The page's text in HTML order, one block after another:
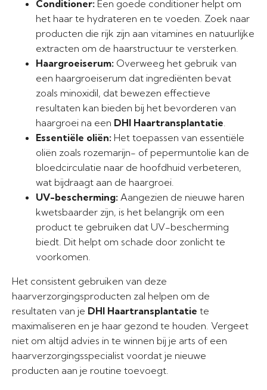
Conditioner: Een goede conditioner helpt om
het haar te hydrateren en te voeden. Zoek naar
producten die rijk zijn aan vitamines en natuurlijke
extracten om de haarstructuur te versterken.
Haargroeiserum: Overweeg het gebruik van
een haargroeiserum dat ingrediënten bevat
zoals minoxidil, dat bewezen effectieve
resultaten kan bieden bij het bevorderen van
haargroei na een DHI Haartransplantatie.
Essentiële oliën: Het toepassen van essentiële
oliën zoals rozemarijn- of pepermuntolie kan de
bloedcirculatie naar de hoofdhuid verbeteren,
wat bijdraagt aan de haargroei.
UV-bescherming: Aangezien de nieuwe haren
kwetsbaarder zijn, is het belangrijk om een
product te gebruiken dat UV-bescherming
biedt. Dit helpt om schade door zonlicht te
voorkomen.
Het consistent gebruiken van deze
haarverzorgingsproducten zal helpen om de
resultaten van je DHI Haartransplantatie te
maximaliseren en je haar gezond te houden. Vergeet
niet om altijd advies in te winnen bij je arts of een
haarverzorgingsspecialist voordat je nieuwe
producten aan je routine toevoegt.